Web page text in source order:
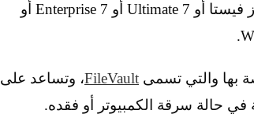
أداة BitLocker لأي شخص لديه جهاز يعمل بنظام التشغيل ويندوز فيستا أو 7 Ultimate أو 7 Enterprise أو
FileVault، وتساعد على
في حالة سرقة الكمبيوتر أو فقده.